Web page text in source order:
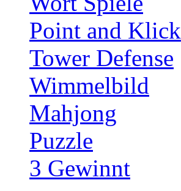
Point and Klick
Tower Defense
Wimmelbild
Mahjong
Puzzle
3 Gewinnt